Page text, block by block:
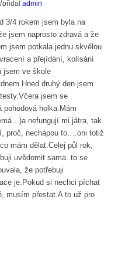
/přidal admin
3/4 rokem jsem byla na
jsem naprosto zdravá a že
jsem potkala jednu skvělou
a přejídání, kolísání
jsem ve škole
druhý den jsem
jsem se
holka.Mám
nefungují mi játra, tak
proč, nechápou to….oni totiž
mám dělat.Celej půl rok,
uvědomit sama..to se
že potřebuji
je.Pokud si nechci píchat
musím přestat.A to už pro